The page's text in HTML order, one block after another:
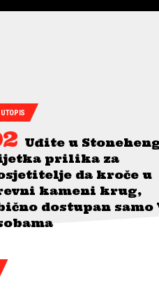
Uđite u
prilika za
da kroče u
kameni krug,
dostupan samo